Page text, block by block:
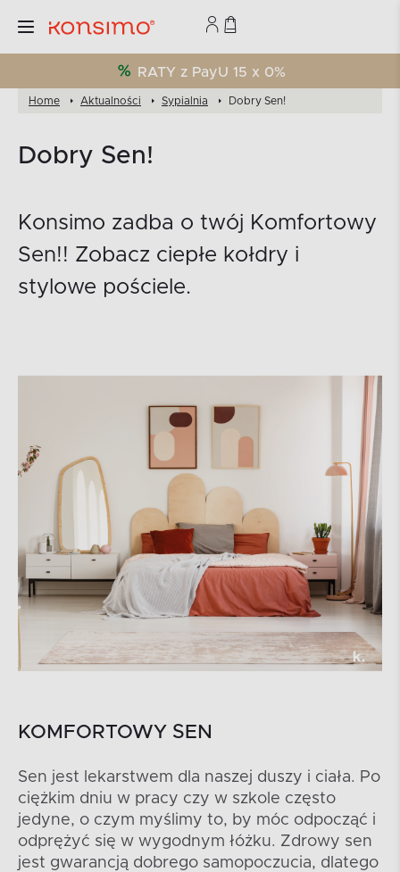
RATY z PayU 15 x 0%
Home Aktualności Sypialnia Dobry Sen!
Dobry Sen!
Konsimo zadba o twój Komfortowy
Sen!! Zobacz ciepłe kołdry i
stylowe pościele.
KOMFORTOWY SEN
Sen jest lekarstwem dla naszej duszy i ciała. Po
ciężkim dniu w pracy czy w szkole często
jedyne, o czym myślimy to, by móc odpocząć i
odprężyć się w wygodnym łóżku. Zdrowy sen
jest gwarancją dobrego samopoczucia, dlatego